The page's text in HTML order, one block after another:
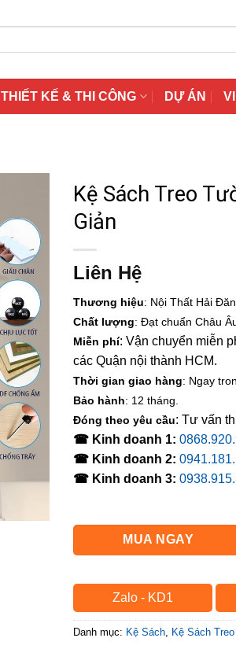
THIẾT KẾ & THI CÔNG DỰ ÁN
Kệ Sách Treo
Giản
Liên Hệ
Thương hiệu: Nội Thất Hải
Chất lượng: Đạt chuẩn Châu
Miễn phí: Vận chuyển miễn
các Quận nội thành HCM.
Thời gian giao hàng: Ngay
Bảo hành: 12 tháng.
Đóng theo yêu cầu: Tư vấn
☎ Kinh doanh 1:
☎ Kinh doanh 2:
☎ Kinh doanh 3:
MUA NGAY
Zalo - KD1
Danh mục: Kệ Sách Kệ Sách